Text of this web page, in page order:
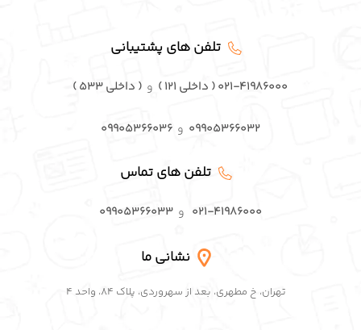
تلفن های پشتیبانی
۰۲۱-۴۱۹۸۶۰۰۰ ( داخلی ۱۲۱ ) و ( داخلی ۵۳۳ )
۰۹۹۰۵۳۶۶۰۳۲ و۰۹۹۰۵۳۶۶۰۳۶
تلفن های تماس
۰۲۱-۴۱۹۸۶۰۰۰ و۰۹۹۰۵۳۶۶۰۳۳
نشانی ما
تهران، خ مطهری، بعد از سهروردی، پلاک ۸۴، واحد ۴